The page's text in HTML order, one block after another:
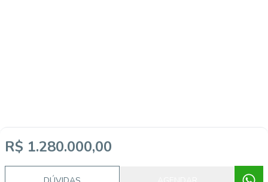
R$ 1.280.000,00